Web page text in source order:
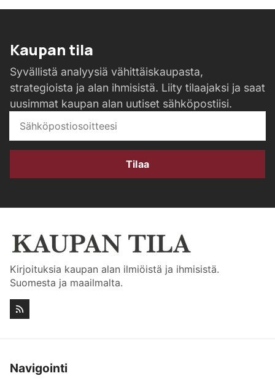
Kaupan tila
Syvällistä analyysiä vähittäiskaupasta,
strategioista ja alan ihmisistä. Liity tilaajaksi ja saat
uusimmat kaupan alan uutiset sähköpostiisi.
Tilaa
Kirjoituksia kaupan alan ilmiöistä ja ihmisistä.
Suomesta ja maailmalta.
Navigointi